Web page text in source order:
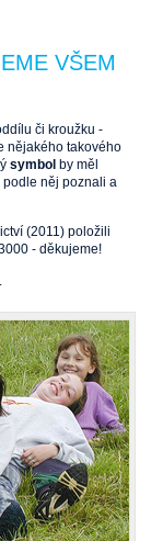
VŠEM
či kroužku -
nějakého takového
symbol by měl
podle něj poznali a
(2011) položili
- děkujeme!